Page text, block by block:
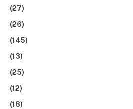
(27)
(26)
(145)
(13)
(25)
(12)
(18)